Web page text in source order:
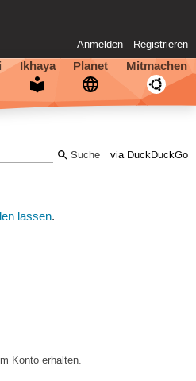
Anmelden Registrieren
Ikhaya Planet Mitmachen
via DuckDuckGo
lassen.
Konto erhalten.